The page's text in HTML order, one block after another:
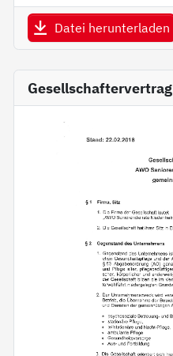
Datei herunterladen
Gesellschaftervertrag